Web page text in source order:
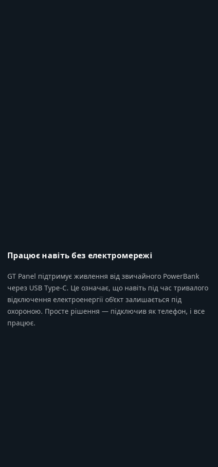
Працює навіть без електромережі
GT Panel підтримує живлення від звичайного PowerBank
через USB Type-C. Це означає, що навіть під час тривалого
відключення електроенергії об’єкт залишається під
охороною. Просте рішення — підключив як телефон, і все
працює.